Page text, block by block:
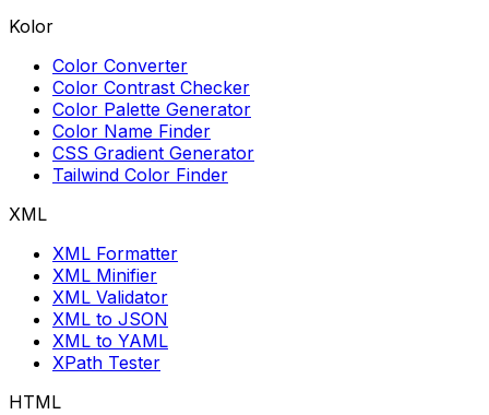
Kolor
Color Converter
Color Contrast Checker
Color Palette Generator
Color Name Finder
CSS Gradient Generator
Tailwind Color Finder
XML
XML Formatter
XML Minifier
XML Validator
XML to JSON
XML to YAML
XPath Tester
HTML